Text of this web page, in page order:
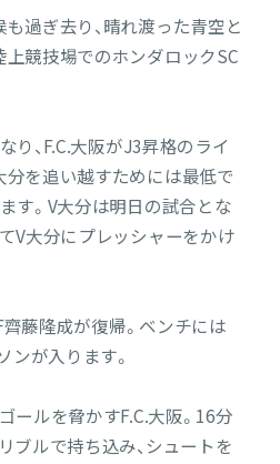
過ぎ去り、晴れ渡った青空と
競技場でのホンダロックSC
り、F.C.大阪がJ3昇格のライ
を追い越すためには最低で
す。V大分は明日の試合とな
V大分にプレッシャーをかけ
藤隆成が復帰。ベンチには
ンが入ります。
ールを脅かすF.C.大阪。16分
ブルで持ち込み、シュートを